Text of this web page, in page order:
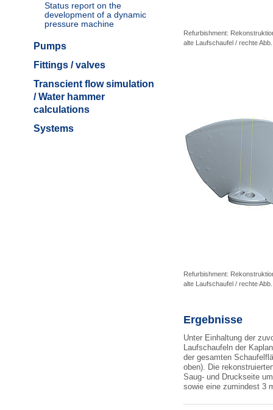
Status report on the
development of a dynamic
pressure machine
Pumps
Fittings / valves
Transcient flow simulation
/ Water hammer
calculations
Systems
Refurbishment:
alte Laufschaufel / rechte
Refurbishment:
alte Laufschaufel / rechte
Ergebnisse
Unter Einhaltung der
Laufschaufeln der
der gesamten
oben). Die
Saug- und Druckseite
sowie eine zumindest 3